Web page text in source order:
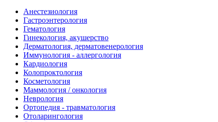
Анестезиология
Гастроэнтерология
Гематология
Гинекология, акушерство
Дерматология, дерматовенерология
Иммунология - аллергология
Кардиология
Колопроктология
Косметология
Маммология / онкология
Неврология
Ортопедия - травматология
Отоларингология